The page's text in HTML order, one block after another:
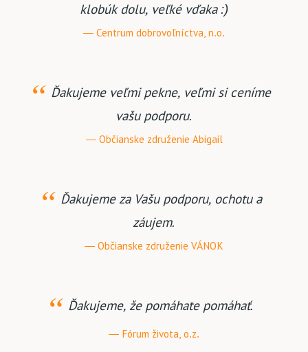
klobúk dolu, veľké vďaka :)
Centrum dobrovoľníctva, n.o.
Ďakujeme veľmi pekne, veľmi si ceníme
vašu podporu.
Občianske združenie Abigail
Ďakujeme za Vašu podporu, ochotu a
záujem.
Občianske združenie VÁNOK
Ďakujeme, že pomáhate pomáhať.
Fórum života, o.z.